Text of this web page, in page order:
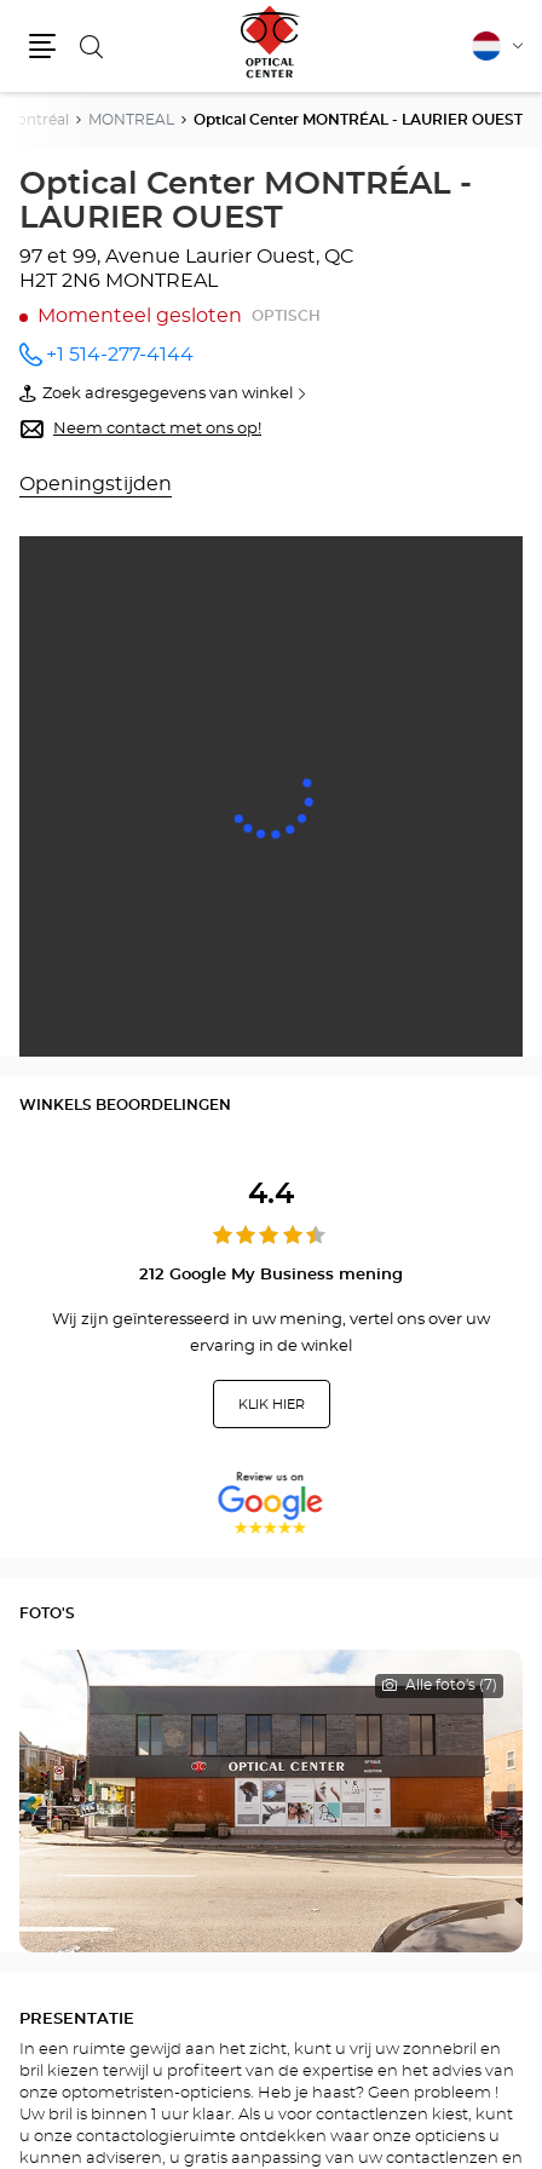
Zoeken
taal
MONTREAL Optical Center MONTRÉAL - LAURIER OUEST
Optical Center MONTRÉAL -
LAURIER OUEST
97 et 99, Avenue Laurier Ouest, QC
H2T 2N6 MONTREAL
Momenteel gesloten
OPTISCH
telefoonnummer
+1 514-277-4144
Zoek adresgegevens van winkel
van
Optical
Center
-
LAURIER
Neem contact met ons op!
Openingstijden
WINKELS BEOORDELINGEN
4.4
212 Google My Business mening
Wij zijn geïnteresseerd in uw mening, vertel ons over uw
ervaring in de winkel
KLIK HIER
FOTO'S
Alle foto's (7)
PRESENTATIE
In een ruimte gewijd aan het zicht, kunt u vrij uw zonnebril en
bril kiezen terwijl u profiteert van de expertise en het advies van
onze optometristen-opticiens. Heb je haast? Geen probleem !
Uw bril is binnen 1 uur klaar. Als u voor contactlenzen kiest, kunt
u onze contactologieruimte ontdekken waar onze opticiens u
kunnen adviseren, u gratis aanpassing van uw contactlenzen en